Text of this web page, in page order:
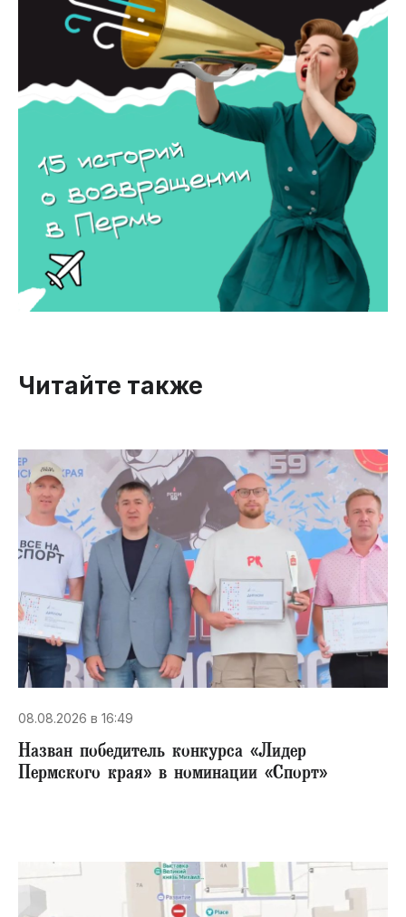
Читайте также
08.08.2026 в 16:49
Назван победитель конкурса «Лидер
Пермского края» в номинации «Спорт»